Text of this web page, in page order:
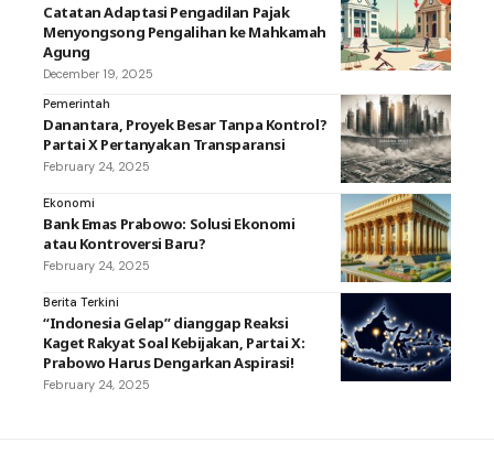
Catatan Adaptasi Pengadilan Pajak
Menyongsong Pengalihan ke Mahkamah
Agung
December 19, 2025
Pemerintah
Danantara, Proyek Besar Tanpa Kontrol?
Partai X Pertanyakan Transparansi
February 24, 2025
Ekonomi
Bank Emas Prabowo: Solusi Ekonomi
atau Kontroversi Baru?
February 24, 2025
Berita Terkini
“Indonesia Gelap” dianggap Reaksi
Kaget Rakyat Soal Kebijakan, Partai X:
Prabowo Harus Dengarkan Aspirasi!
February 24, 2025